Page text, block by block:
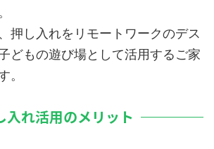
押し入れをリモートワークのデス
どもの遊び場として活用するご家
。
入れ活用のメリット